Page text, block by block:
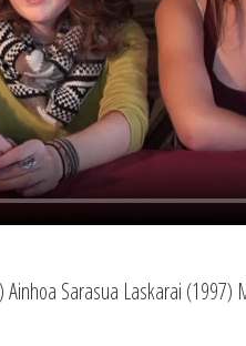
Ainhoa Sarasua Laskarai (1997)